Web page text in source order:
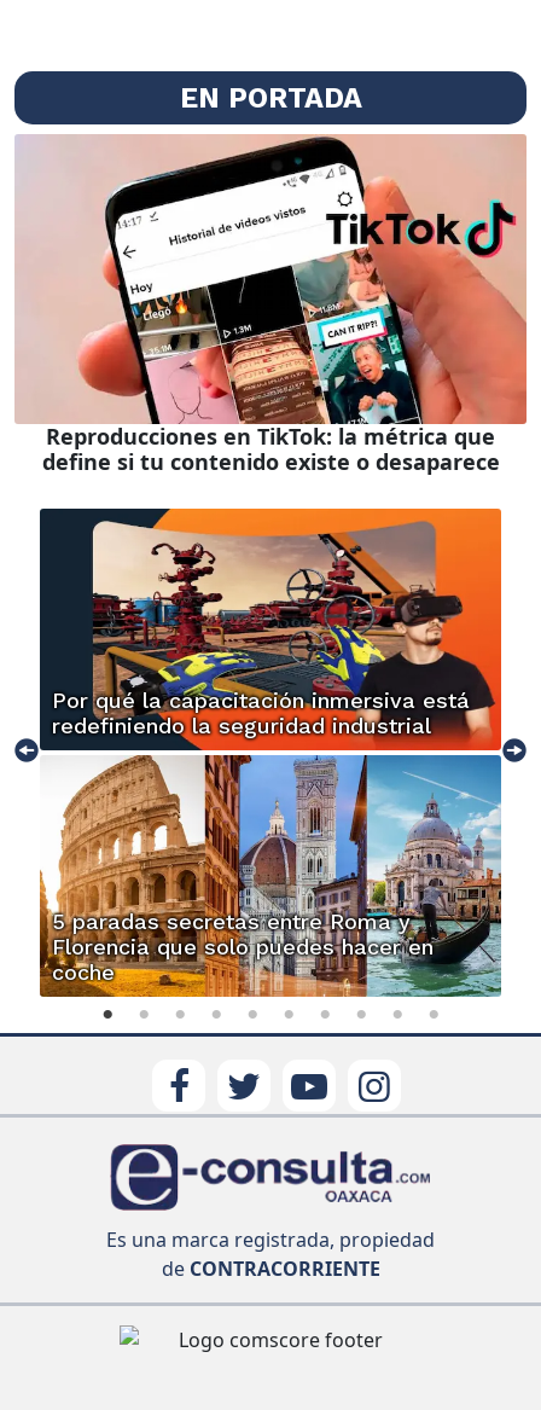
EN PORTADA
Reproducciones en TikTok: la métrica que
define si tu contenido existe o desaparece
Por qué la capacitación inmersiva está
redefiniendo la seguridad industrial
5 paradas secretas entre Roma y
Florencia que solo puedes hacer en
coche
Es una marca registrada, propiedad
deCONTRACORRIENTE